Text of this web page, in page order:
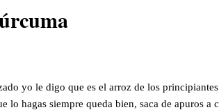
yo le digo que es el arroz de los
lo hagas siempre queda bien, saca de apuros